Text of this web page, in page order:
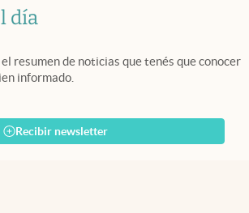
día
resumen de noticias que tenés que conocer
informado.
Recibir newsletter